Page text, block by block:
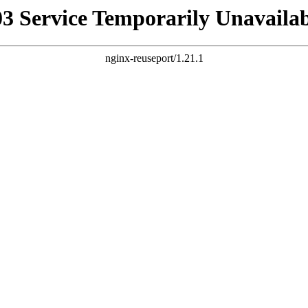
Service Temporarily
nginx-reuseport/1.21.1